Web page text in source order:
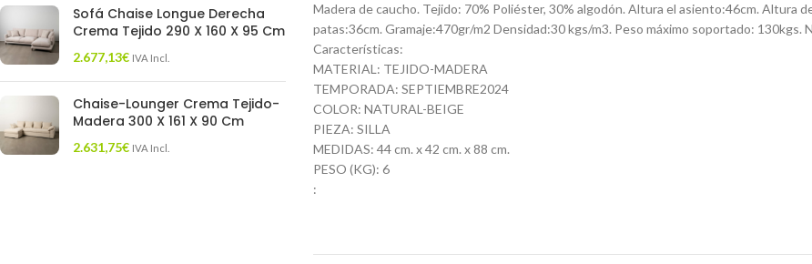
Sofá Chaise Longue Derecha
Crema Tejido 290 X 160 X 95 Cm
2.677,13€ IVA Incl.
Chaise-Lounger Crema Tejido-
Madera 300 X 161 X 90 Cm
2.631,75€ IVA Incl.
Madera de caucho. Tejido: 70% Poliéster, 30% algodón. Altura el asiento:46cm. Altura
patas:36cm. Gramaje:470gr/m2 Densidad:30 kgs/m3. Peso máximo soportado: 130kgs.
Características:
MATERIAL: TEJIDO-MADERA
TEMPORADA: SEPTIEMBRE2024
COLOR: NATURAL-BEIGE
PIEZA: SILLA
MEDIDAS: 44 cm. x 42 cm. x 88 cm.
PESO (KG): 6
: